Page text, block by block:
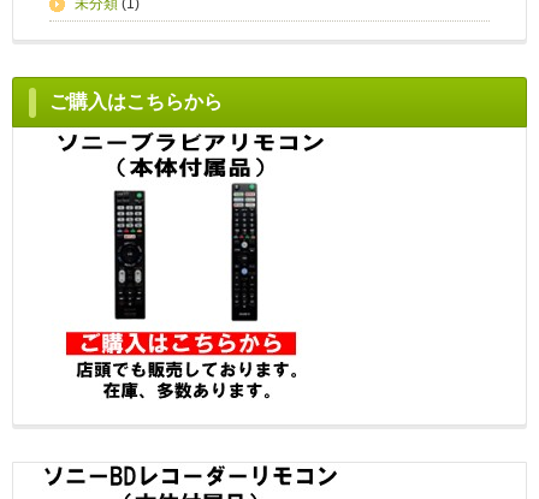
未分類 (1)
ご購入はこちらから